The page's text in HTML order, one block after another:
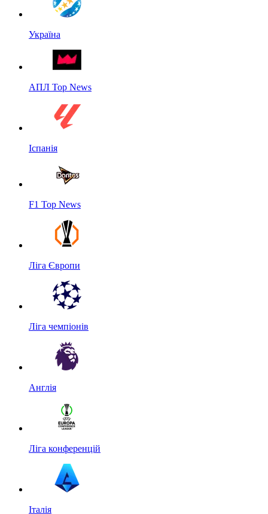
Україна
АПЛ Top News
Іспанія
F1 Top News
Ліга Європи
Ліга чемпіонів
Англія
Ліга конференцій
Італія